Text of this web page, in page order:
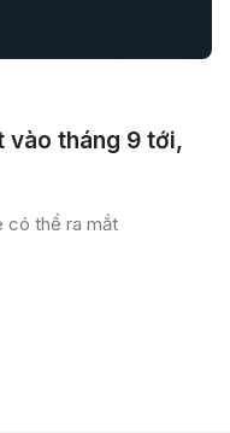
vào tháng 9 tới,
có thể ra mắt